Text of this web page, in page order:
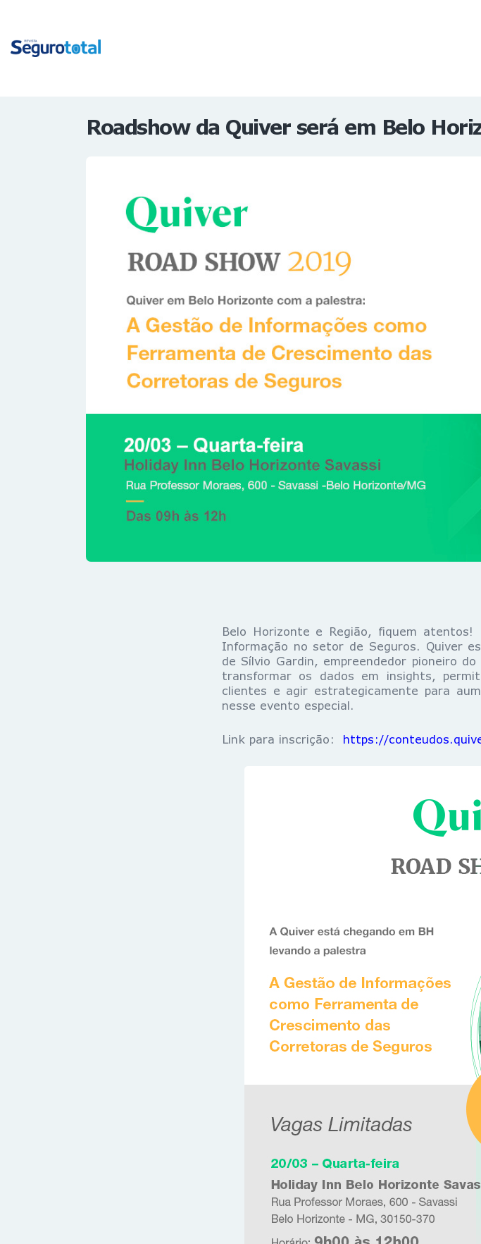
HOME
Roadshow da Quiver será em Belo
Belo Horizonte e Região, fiquem
Informação no setor de Seguros. Quiver
de Sílvio Gardin, empreendedor pioneiro
transformar os dados em insights,
clientes e agir estrategicamente para
nesse evento especial.
Link para inscrição: https://